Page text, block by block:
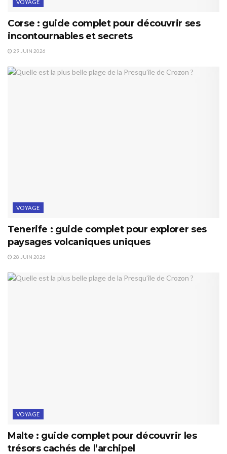
VOYAGE
Corse : guide complet pour découvrir ses
incontournables et secrets
29 JUIN 2026
VOYAGE
Tenerife : guide complet pour explorer ses
paysages volcaniques uniques
28 JUIN 2026
VOYAGE
Malte : guide complet pour découvrir les
trésors cachés de l’archipel